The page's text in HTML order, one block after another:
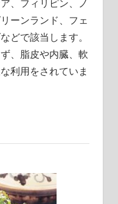
、フィリピン、ノ
ーンランド、フェ
どで該当します。
、脂皮や内臓、軟
利用をされていま